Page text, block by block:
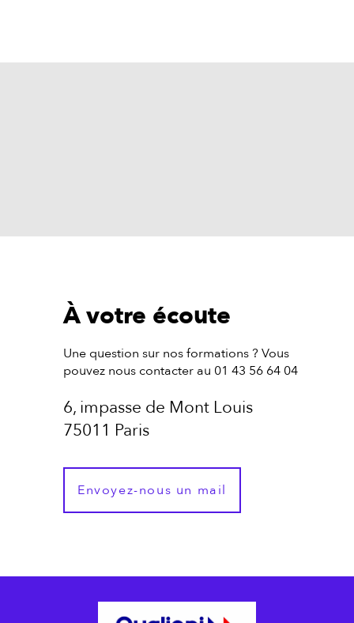
À votre écoute
Une question sur nos formations ? Vous
pouvez nous contacter au 01 43 56 64 04
6, impasse de Mont Louis
75011 Paris
Envoyez-nous un mail